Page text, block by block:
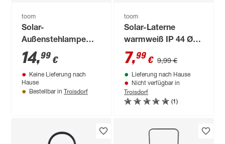
toom
Solar-
Außenstehlampe
warmweiß IP 44 10,3
x 18 x 10,3 cm
14,99 €
Keine Lieferung nach
Hause
Bestellbar in Troisdorf
toom
Solar-Laterne
warmweiß IP 44 Ø
15 x 26 cm
7,99 € 9,99 €
Lieferung nach Hause
Nicht verfügbar in
Troisdorf
(1)